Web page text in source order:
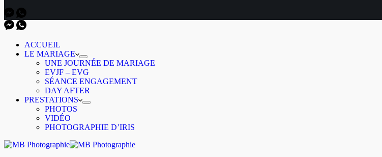
ACCUEIL
LE MARIAGE
UNE JOURNÉE DE MARIAGE
EVJF – EVG
SÉANCE ENGAGEMENT
DAY AFTER
PRESTATIONS
PHOTOS
VIDÉO
PHOTOGRAPHIE D’IRIS